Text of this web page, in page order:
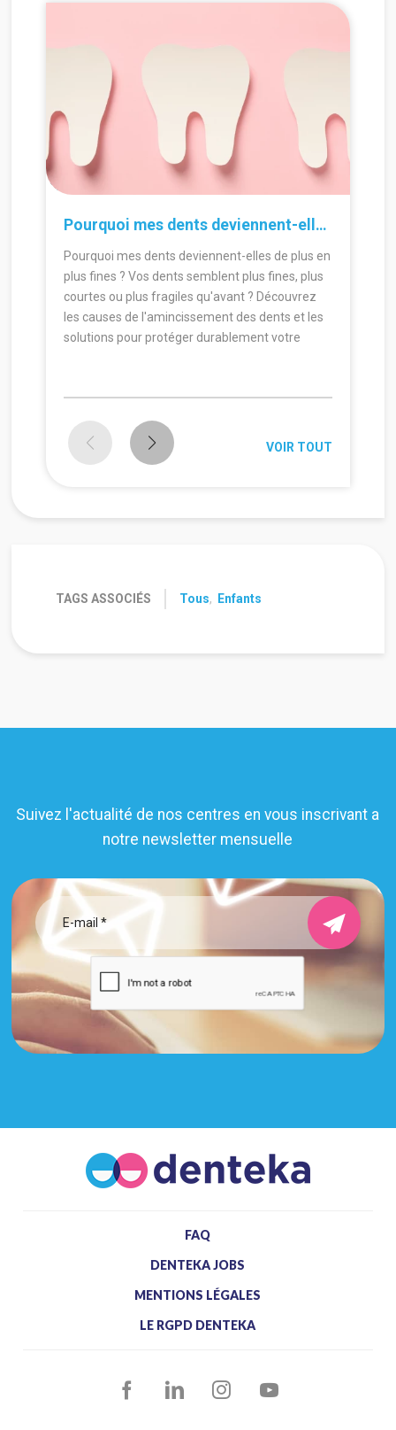
30.06.2026
Pourquoi mes dents deviennent-elles de plus en plus fines ?
Pourquoi mes dents deviennent-elles de plus en
plus fines ? Vos dents semblent plus fines, plus
courtes ou plus fragiles qu'avant ? Découvrez
les causes de l'amincissement des dents et les
solutions pour protéger durablement votre
VOIR TOUT
TAGS ASSOCIÉS Tous, Enfants
Suivez l'actualité de nos centres en vous inscrivant a
notre newsletter mensuelle
FAQ
DENTEKA JOBS
MENTIONS LÉGALES
LE RGPD DENTEKA
FACEBOOKLINKEDIN INSTAGRAM